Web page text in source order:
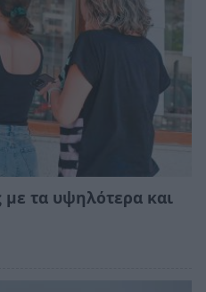
με τα υψηλότερα και